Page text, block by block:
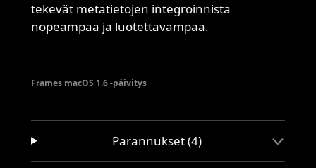
tekevät metatietojen integroinnista
nopeampaa ja luotettavampaa.
Frames macOS 1.6 -päivitys
Parannukset (4)